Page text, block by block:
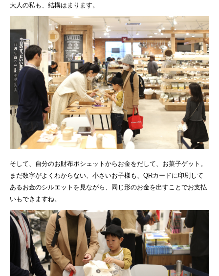
大人の私も、結構はまります。
そして、自分のお財布ポシェットからお金をだして、お菓子ゲット。
まだ数字がよくわからない、小さいお子様も、QRカードに印刷して
あるお金のシルエットを見ながら、同じ形のお金を出すことでお支払
いもできますね。